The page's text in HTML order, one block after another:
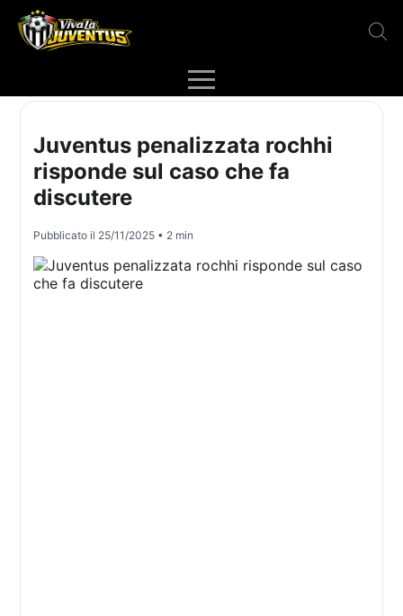
Juventus penalizzata rochhi
risponde sul caso che fa
discutere
Pubblicato il 25/11/2025 • 2 min